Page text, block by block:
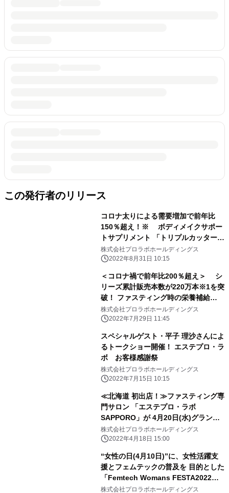
この発行者のリリース
コロナ太りによる需要増加で前年比
150％超え！※ ボディメイクサポー
トサプリメント 「トリプルカッター
グランプロ」
株式会社プロラボホールディングス
2022年8月31日 10:15
＜コロナ禍で前年比200％超え＞ シ
リーズ累計販売本数が220万本※1を突
破！ ファスティング時の栄養補給
に“エステプロ・ラボ”の ハイクラス酵
素飲料「ハーブザイム113グランプ
株式会社プロラボホールディングス
2022年7月29日 11:45
スペシャルゲスト・平子 理沙さんによ
るトークショー開催！ エステプロ・ラ
ボ お客様感謝祭
株式会社プロラボホールディングス
2022年7月15日 10:15
≪北海道 初出店！≫ファスティング専
門サロン 「エステプロ・ラボ
SAPPORO」が 4月20日(水)グランド
オープン！
株式会社プロラボホールディングス
2022年4月18日 15:00
“女性の日(4月10日)”に、女性活躍支
援とフェムテックの普及を 目的とした
「Femtech Womans FESTA2022」
を開催！
株式会社プロラボホールディングス